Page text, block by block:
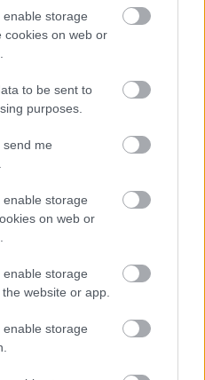
storage
cookies on web or
to be sent to
purposes.
send me
storage
on web or
storage
website or app.
storage
24.
hadsereg is a